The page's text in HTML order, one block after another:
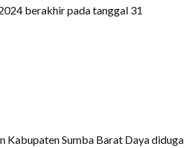
berakhir pada tanggal 31
Kabupaten Sumba Barat Daya diduga